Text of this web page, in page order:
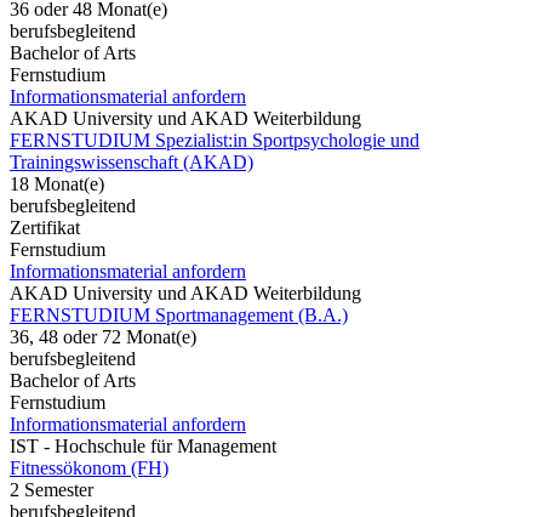
36 oder 48 Monat(e)
berufsbegleitend
Bachelor of Arts
Fernstudium
Informationsmaterial anfordern
AKAD University und AKAD Weiterbildung
FERNSTUDIUM Spezialist:in Sportpsychologie und
Trainingswissenschaft (AKAD)
18 Monat(e)
berufsbegleitend
Zertifikat
Fernstudium
Informationsmaterial anfordern
AKAD University und AKAD Weiterbildung
FERNSTUDIUM Sportmanagement (B.A.)
36, 48 oder 72 Monat(e)
berufsbegleitend
Bachelor of Arts
Fernstudium
Informationsmaterial anfordern
IST - Hochschule für Management
Fitnessökonom (FH)
2 Semester
berufsbegleitend